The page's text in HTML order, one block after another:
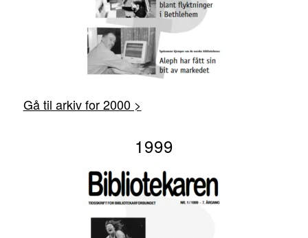
Gå til arkiv for 2000 >
1999